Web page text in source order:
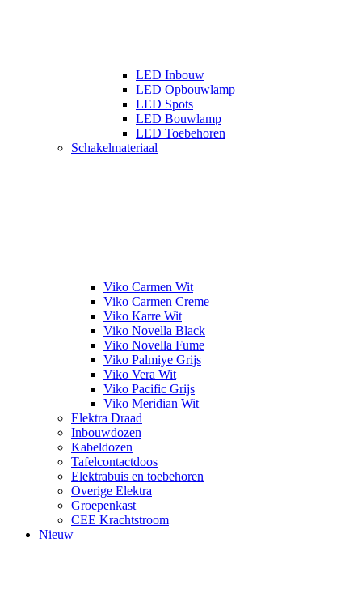
LED Inbouw
LED Opbouwlamp
LED Spots
LED Bouwlamp
LED Toebehoren
Schakelmateriaal
Viko Carmen Wit
Viko Carmen Creme
Viko Karre Wit
Viko Novella Black
Viko Novella Fume
Viko Palmiye Grijs
Viko Vera Wit
Viko Pacific Grijs
Viko Meridian Wit
Elektra Draad
Inbouwdozen
Kabeldozen
Tafelcontactdoos
Elektrabuis en toebehoren
Overige Elektra
Groepenkast
CEE Krachtstroom
Nieuw